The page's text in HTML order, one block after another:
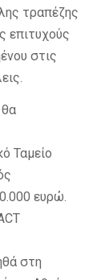
τραπέζης
επιτυχούς
στις
Ταμείο
ευρώ.
στη